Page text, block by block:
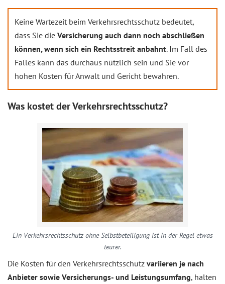
Keine Wartezeit beim Verkehrsrechtsschutz bedeutet,
dass Sie die Versicherung auch dann noch abschließen
können, wenn sich ein Rechtsstreit anbahnt. Im Fall des
Falles kann das durchaus nützlich sein und Sie vor
hohen Kosten für Anwalt und Gericht bewahren.
Was kostet der Verkehrsrechtsschutz?
Ein Verkehrsrechtsschutz ohne Selbstbeteiligung ist in der Regel etwas
teurer.
Die Kosten für den Verkehrsrechtsschutz variieren je nach
Anbieter sowie Versicherungs- und Leistungsumfang, halten